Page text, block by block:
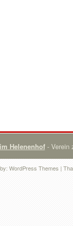
Helenenhof- Verein
WordPress Themes |